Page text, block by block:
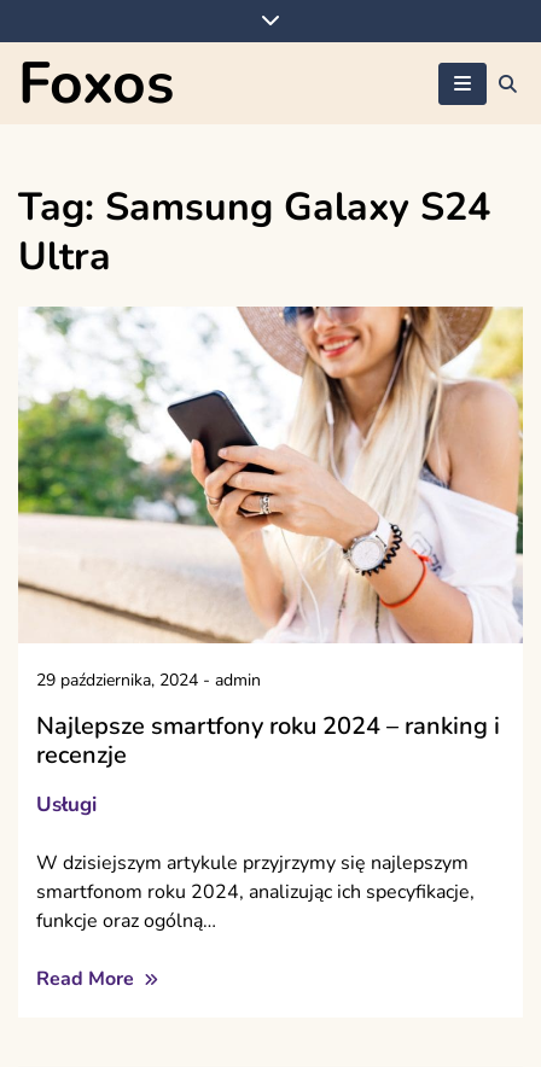
to
content
Foxos
Tag: Samsung Galaxy S24
Ultra
29 października, 2024 - admin
Najlepsze smartfony roku 2024 – ranking i
recenzje
Usługi
W dzisiejszym artykule przyjrzymy się najlepszym
smartfonom roku 2024, analizując ich specyfikacje,
funkcje oraz ogólną…
Read More